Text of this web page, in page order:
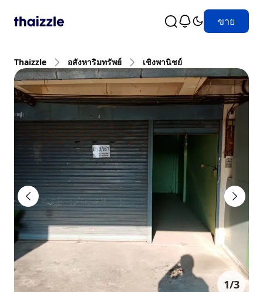
ขาย
Thaizzle อสังหาริมทรัพย์ เชิงพานิชย์
1/3